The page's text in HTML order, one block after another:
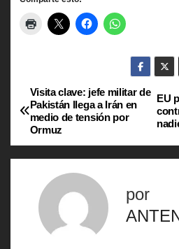
N
a
v
EU
Visita clave: jefe militar de
Pakistán llega a Irán en
medio de tensión por
Ormuz
por